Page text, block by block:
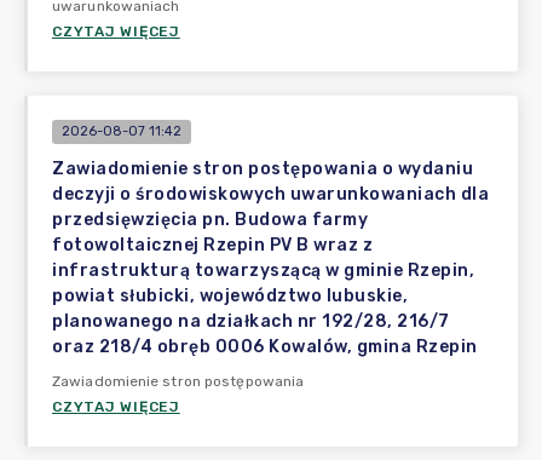
uwarunkowaniach
CZYTAJ WIĘCEJ
2026-08-07 11:42
Zawiadomienie stron postępowania o wydaniu
deczyji o środowiskowych uwarunkowaniach dla
przedsięwzięcia pn. Budowa farmy
fotowoltaicznej Rzepin PV B wraz z
infrastrukturą towarzyszącą w gminie Rzepin,
powiat słubicki, województwo lubuskie,
planowanego na działkach nr 192/28, 216/7
oraz 218/4 obręb 0006 Kowalów, gmina Rzepin
Zawiadomienie stron postępowania
CZYTAJ WIĘCEJ